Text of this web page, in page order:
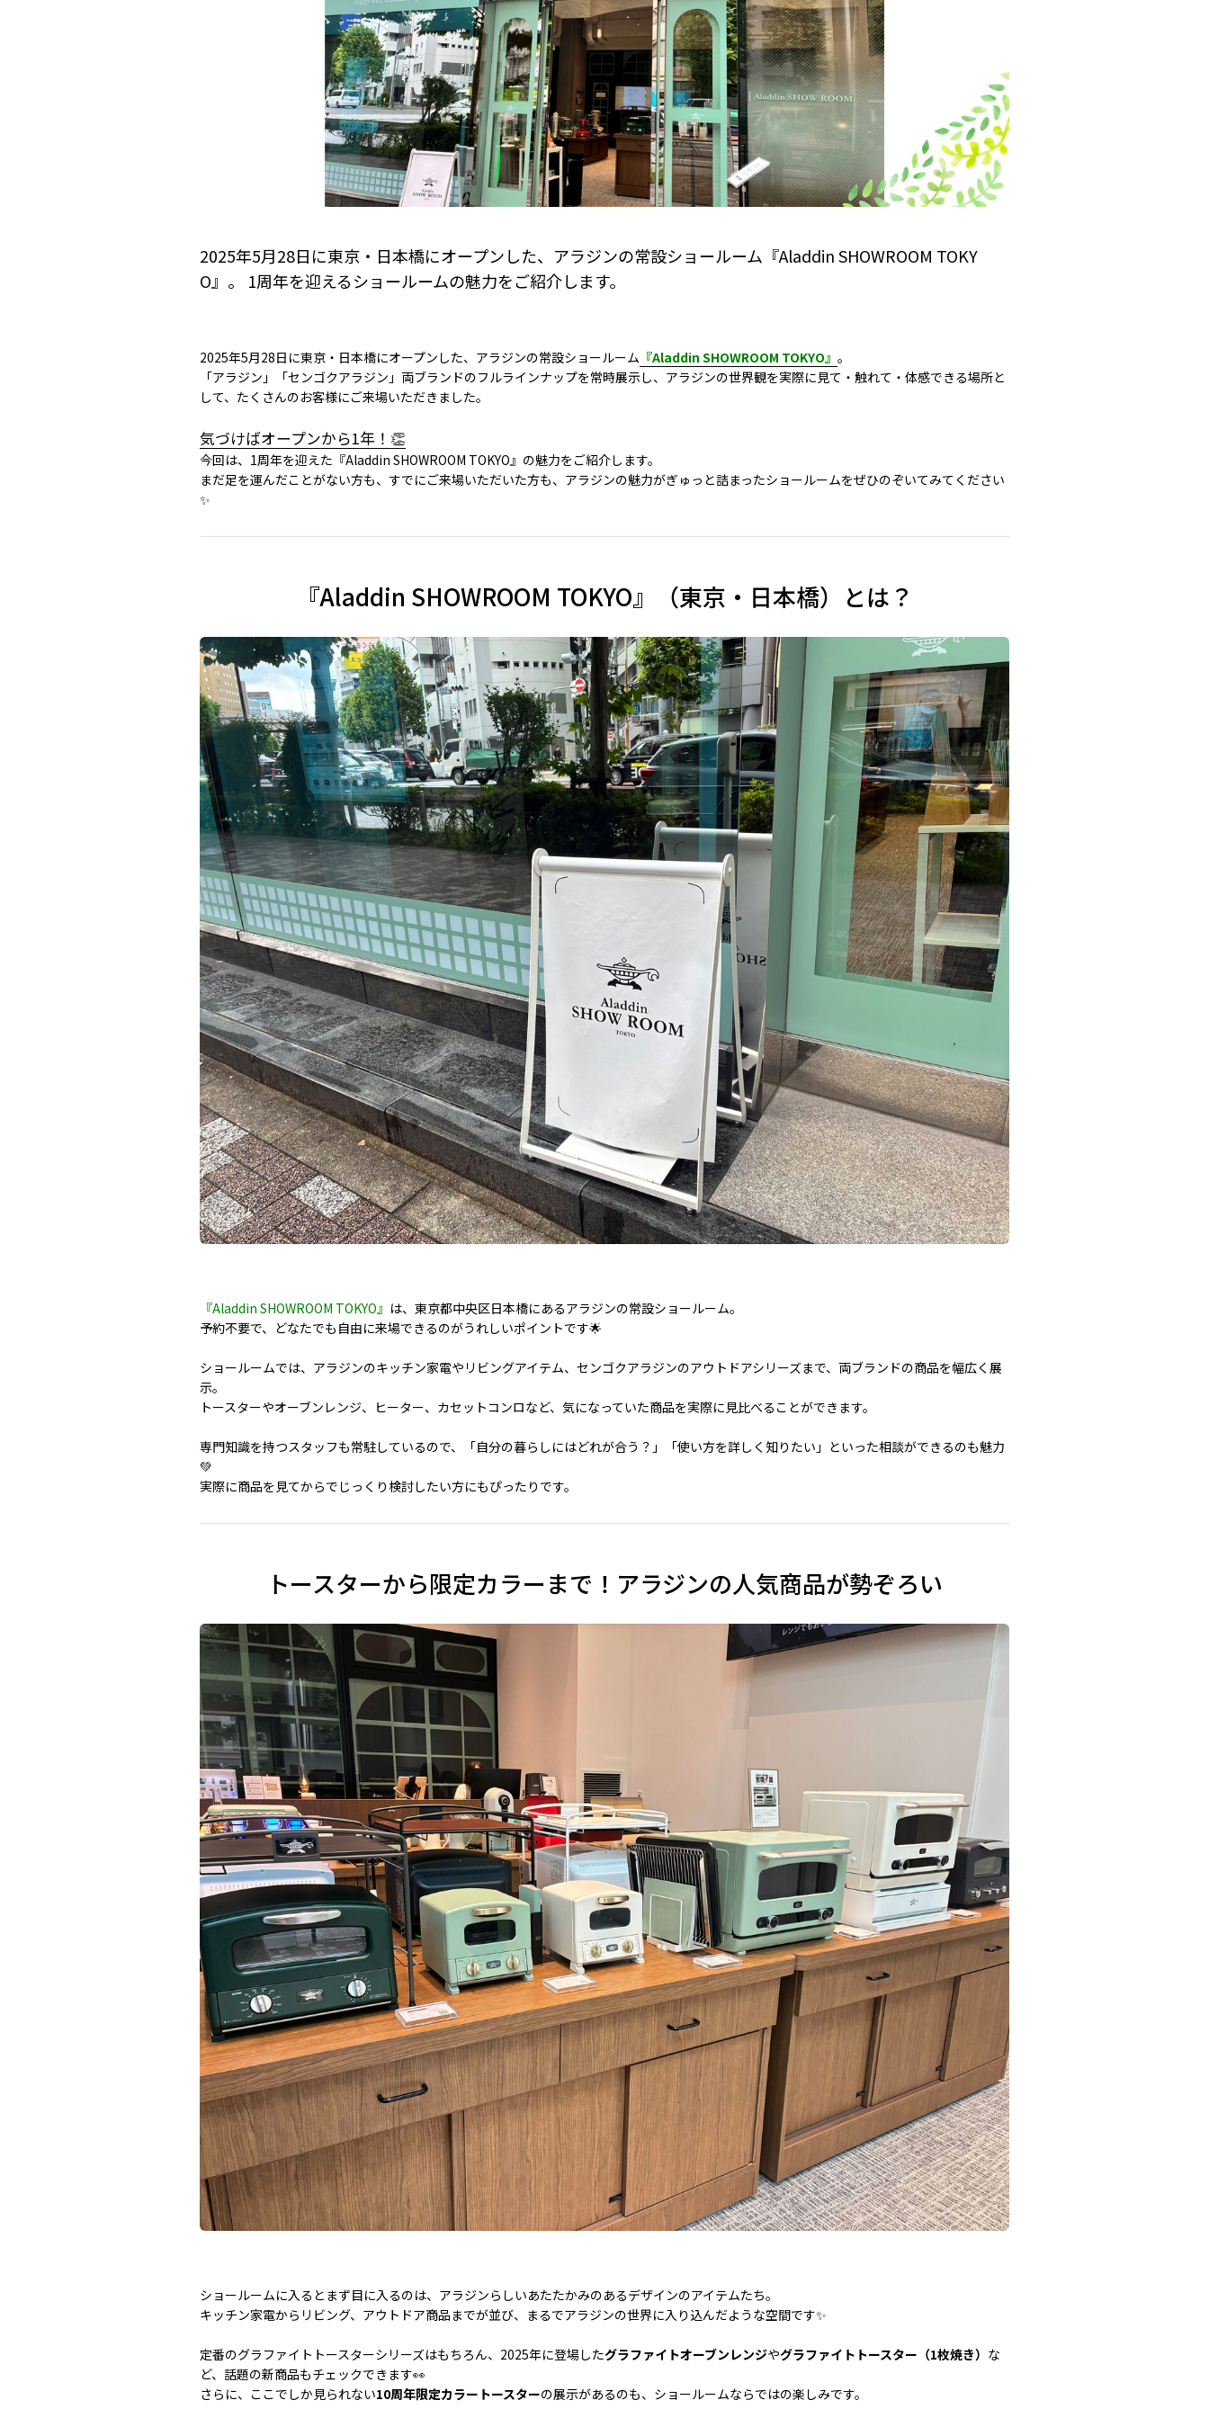
2025年5月28日に東京・日本橋にオープンした、アラジンの常設ショールーム『Aladdin SHOWROOM TOKY
O』。 1周年を迎えるショールームの魅力をご紹介します。
2025年5月28日に東京・日本橋にオープンした、アラジンの常設ショールーム 『Aladdin SHOWROOM TOKYO』 。
「アラジン」「センゴクアラジン」両ブランドのフルラインナップを常時展示し、アラジンの世界観を実際に見て・触れて・体感できる場所と
して、たくさんのお客様にご来場いただきました。
気づけばオープンから1年！👏
今回は、1周年を迎えた『Aladdin SHOWROOM TOKYO』の魅力をご紹介します。
まだ足を運んだことがない方も、すでにご来場いただいた方も、アラジンの魅力がぎゅっと詰まったショールームをぜひのぞいてみてください
✨
『Aladdin SHOWROOM TOKYO』（東京・日本橋）とは？
『Aladdin SHOWROOM TOKYO』 は、東京都中央区日本橋にあるアラジンの常設ショールーム。
予約不要で、どなたでも自由に来場できるのがうれしいポイントです🌟
ショールームでは、アラジンのキッチン家電やリビングアイテム、センゴクアラジンのアウトドアシリーズまで、両ブランドの商品を幅広く展
示。
トースターやオーブンレンジ、ヒーター、カセットコンロなど、気になっていた商品を実際に見比べることができます。
専門知識を持つスタッフも常駐しているので、「自分の暮らしにはどれが合う？」「使い方を詳しく知りたい」といった相談ができるのも魅力
💚
実際に商品を見てからでじっくり検討したい方にもぴったりです。
トースターから限定カラーまで！アラジンの人気商品が勢ぞろい
ショールームに入るとまず目に入るのは、アラジンらしいあたたかみのあるデザインのアイテムたち。
キッチン家電からリビング、アウトドア商品までが並び、まるでアラジンの世界に入り込んだような空間です✨
定番のグラファイトトースターシリーズはもちろん、2025年に登場したグラファイトオーブンレンジやグラファイトトースター（1枚焼き） な
ど、話題の新商品もチェックできます👀
さらに、ここでしか見られない10周年限定カラートースターの展示があるのも、ショールームならではの楽しみです。